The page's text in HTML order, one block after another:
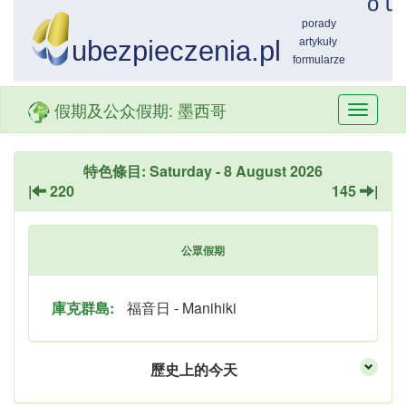
假期及公众假期: 墨西哥
特色條目: Saturday - 8 August 2026
|
220 145 |
公眾假期
庫克群島: 福音日 - Manihiki
歷史上的今天